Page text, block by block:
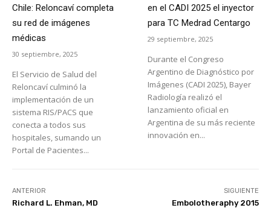
Chile: Reloncaví completa
su red de imágenes
médicas
30 septiembre, 2025
El Servicio de Salud del
Reloncaví culminó la
implementación de un
sistema RIS/PACS que
conecta a todos sus
hospitales, sumando un
Portal de Pacientes...
en el CADI 2025 el inyector
para TC Medrad Centargo
29 septiembre, 2025
Durante el Congreso
Argentino de Diagnóstico por
Imágenes (CADI 2025), Bayer
Radiología realizó el
lanzamiento oficial en
Argentina de su más reciente
innovación en...
ANTERIOR
Richard L. Ehman, MD
SIGUIENTE
Embolotheraphy 2015